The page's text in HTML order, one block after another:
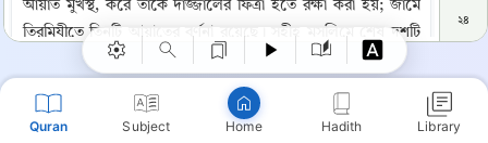
Quran Subject Home Hadith Library
আয়াত মুখস্থ, করে তাকে দাজ্জালের ফিত্রা হতে রক্ষা করা হয়; জামে
তিরমিযীতে তিনটি আয়াতের বর্ণনা রয়েছে। সহীহ মুসলিমে শেষ দশটি
আয়াতের বর্ণনা আছে। সুনানে নাসায়ীতে সাধারণভাবে দশটি আয়াতের
মুসনাদে আহমাদে রয়েছে যে, যে ব্যক্তি সূরায়ে কাহফের প্রথম ও শেষ
২৪
২৬